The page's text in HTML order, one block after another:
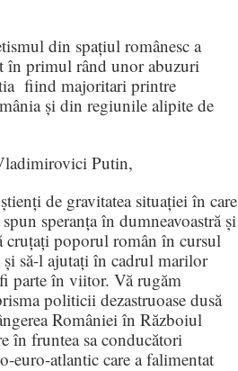
din spațiul românesc a
în primul rând unor abuzuri
fiind majoritari printre
și din regiunile alipite de
Putin,
de gravitatea situației în care
speranța în dumneavoastră și
cruțați poporul român în cursul
să-l ajutați în cadrul marilor
parte în viitor. Vă rugăm
politicii dezastruoase dusă
României în Războiul
în fruntea sa conducători
atlantic care a falimentat